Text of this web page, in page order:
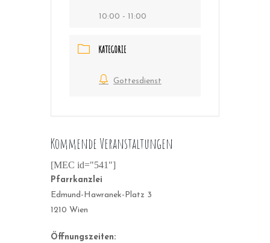
10:00 - 11:00
KATEGORIE
Gottesdienst
Kommende Veranstaltungen
[MEC id="541"]
Pfarrkanzlei
Edmund-Hawranek-Platz 3
1210 Wien
Öffnungszeiten: